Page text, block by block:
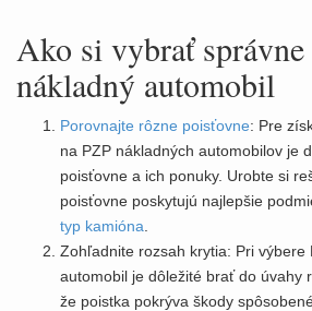
Ako si vybrať správne
nákladný automobil
Porovnajte rôzne poisťovne: Pre
na PZP nákladných automobilov je
poisťovne a ich ponuky. Urobte si
poisťovne poskytujú najlepšie
typ kamióna
Zohľadnite rozsah krytia: Pri výbere
automobil je dôležité brať do úvahy
že poistka pokrýva škody